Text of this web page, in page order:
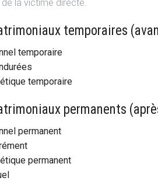
la victime directe.
temporaires
temporaire
temporaire
permanents
permanent
permanent